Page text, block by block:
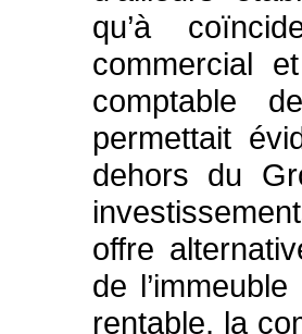
qu’à
commercial
comptable
permettait
dehors du
offre
de
rentable, la